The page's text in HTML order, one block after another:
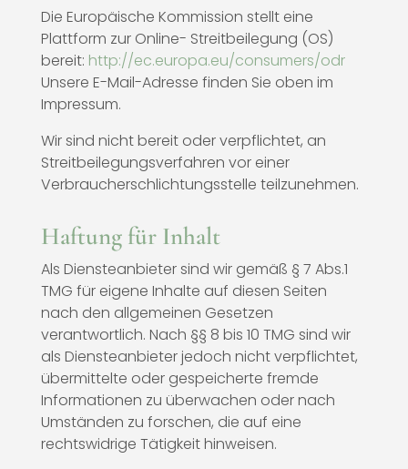
Die Europäische Kommission stellt eine
Plattform zur Online- Streitbeilegung (OS)
bereit: http://ec.europa.eu/consumers/odr
Unsere E-Mail-Adresse finden Sie oben im
Impressum.
Wir sind nicht bereit oder verpflichtet, an
Streitbeilegungsverfahren vor einer
Verbraucherschlichtungsstelle teilzunehmen.
Haftung für Inhalt
Als Diensteanbieter sind wir gemäß § 7 Abs.1
TMG für eigene Inhalte auf diesen Seiten
nach den allgemeinen Gesetzen
verantwortlich. Nach §§ 8 bis 10 TMG sind wir
als Diensteanbieter jedoch nicht verpflichtet,
übermittelte oder gespeicherte fremde
Informationen zu überwachen oder nach
Umständen zu forschen, die auf eine
rechtswidrige Tätigkeit hinweisen.